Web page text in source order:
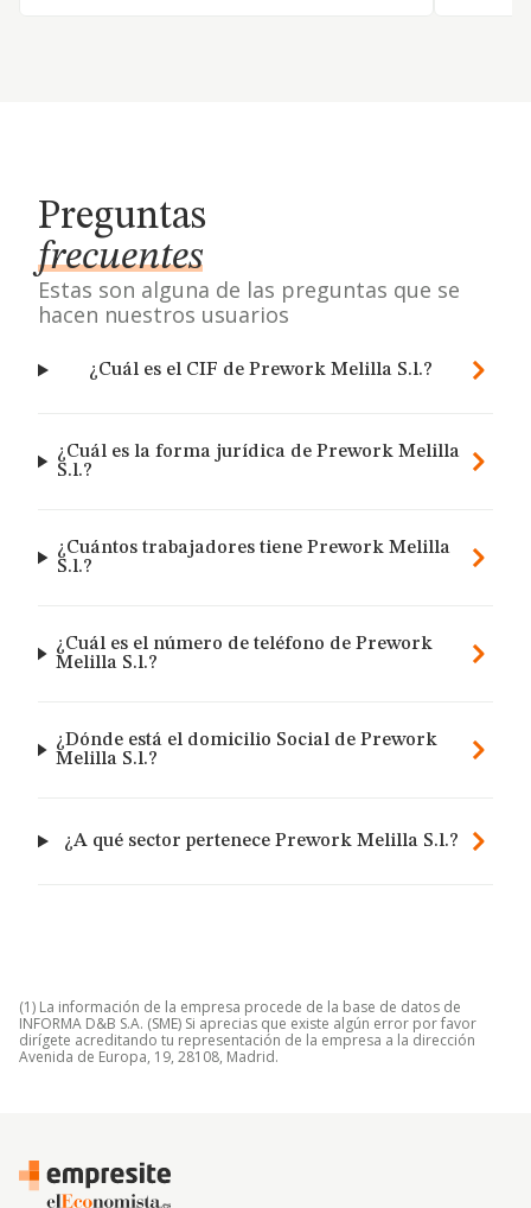
Preguntas
frecuentes
Estas son alguna de las preguntas que se
hacen nuestros usuarios
¿Cuál es el CIF de Prework Melilla S.l.?
¿Cuál es la forma jurídica de Prework Melilla
S.l.?
¿Cuántos trabajadores tiene Prework Melilla
S.l.?
¿Cuál es el número de teléfono de Prework
Melilla S.l.?
¿Dónde está el domicilio Social de Prework
Melilla S.l.?
¿A qué sector pertenece Prework Melilla S.l.?
(1) La información de la empresa procede de la base de datos de
INFORMA D&B S.A. (SME) Si aprecias que existe algún error por favor
dirígete acreditando tu representación de la empresa a la dirección
Avenida de Europa, 19, 28108, Madrid.